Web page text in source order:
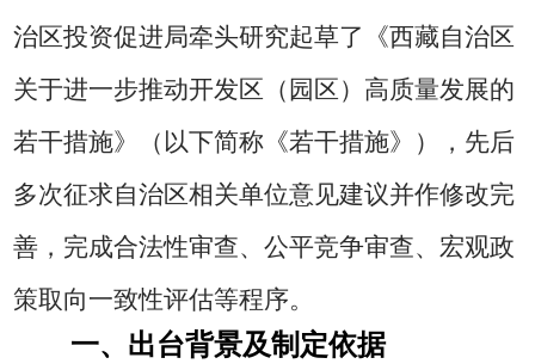
治区投资促进局牵头研究起草了《西藏自治区
关于进一步推动开发区（园区）高质量发展的
若干措施》（以下简称《若干措施》），先后
多次征求自治区相关单位意见建议并作修改完
善，完成合法性审查、公平竞争审查、宏观政
策取向一致性评估等程序。
一、出台背景及制定依据